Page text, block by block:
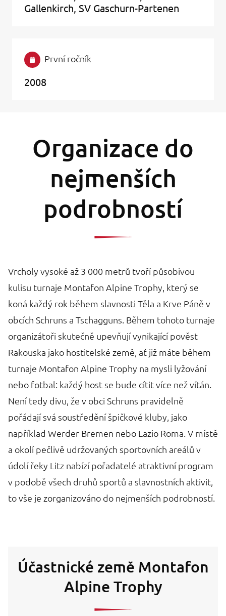
Gallenkirch, SV Gaschurn-Partenen
První ročník
2008
Organizace do
nejmenších
podrobností
Vrcholy vysoké až 3 000 metrů tvoří působivou
kulisu turnaje Montafon Alpine Trophy, který se
koná každý rok během slavnosti Těla a Krve Páně v
obcích Schruns a Tschagguns. Během tohoto turnaje
organizátoři skutečně upevňují vynikající pověst
Rakouska jako hostitelské země, ať již máte během
turnaje Montafon Alpine Trophy na mysli lyžování
nebo fotbal: každý host se bude cítit více než vítán.
Není tedy divu, že v obci Schruns pravidelně
pořádají svá soustředění špičkové kluby, jako
například Werder Bremen nebo Lazio Roma. V místě
a okolí pečlivě udržovaných sportovních areálů v
údolí řeky Litz nabízí pořadatelé atraktivní program
v podobě všech druhů sportů a slavnostních aktivit,
to vše je zorganizováno do nejmenších podrobností.
Účastnické země Montafon
Alpine Trophy